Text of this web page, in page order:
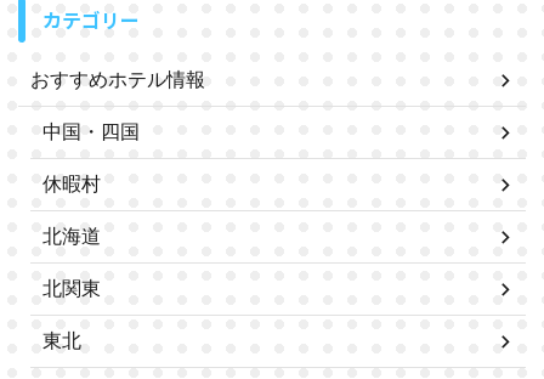
カテゴリー
おすすめホテル情報
中国・四国
休暇村
北海道
北関東
東北